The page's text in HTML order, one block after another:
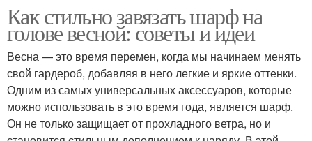
Как стильно завязать шарф на
голове весной: советы и идеи
Весна — это время перемен, когда мы начинаем менять
свой гардероб, добавляя в него легкие и яркие оттенки.
Одним из самых универсальных аксессуаров, которые
можно использовать в это время года, является шарф.
Он не только защищает от прохладного ветра, но и